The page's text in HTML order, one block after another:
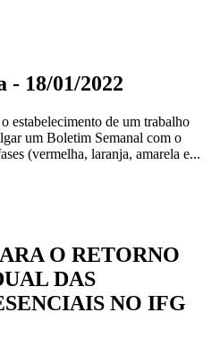
- 18/01/2022
estabelecimento de um trabalho
um Boletim Semanal com o
(vermelha, laranja, amarela e...
O RETORNO
DAS
NO IFG